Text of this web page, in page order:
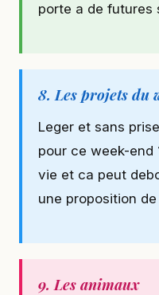
porte a de futures
8. Les projets du
Leger et sans
pour ce week-end
vie et ca peut
une proposition
9. Les animaux